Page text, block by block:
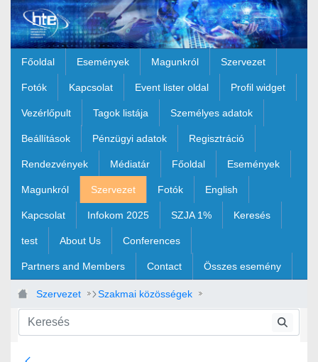
Ugrás a fő tartalomhoz
Főoldal Események Magunkról Szervezet
Fotók Kapcsolat Event lister oldal Profil widget
Vezérlőpult Tagok listája Személyes adatok
Beállítások Pénzügyi adatok Regisztráció
Rendezvények Médiatár Főoldal Események
Magunkról Szervezet Fotók English
Kapcsolat Infokom 2025 SZJA 1% Keresés
test About Us Conferences
Partners and Members Contact Összes esemény
Szervezet Szakmai közösségek
Távközlési szakosztály